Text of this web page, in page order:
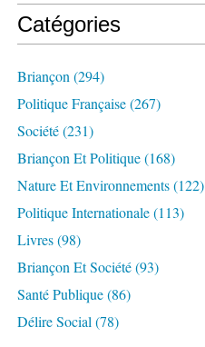
Catégories
Briançon (294)
Politique Française(267)
Société(231)
Briançon Et Politique(168)
Nature Et Environnements(122)
Politique Internationale(113)
Livres(98)
Briançon Et Société(93)
Santé Publique(86)
Délire Social (78)